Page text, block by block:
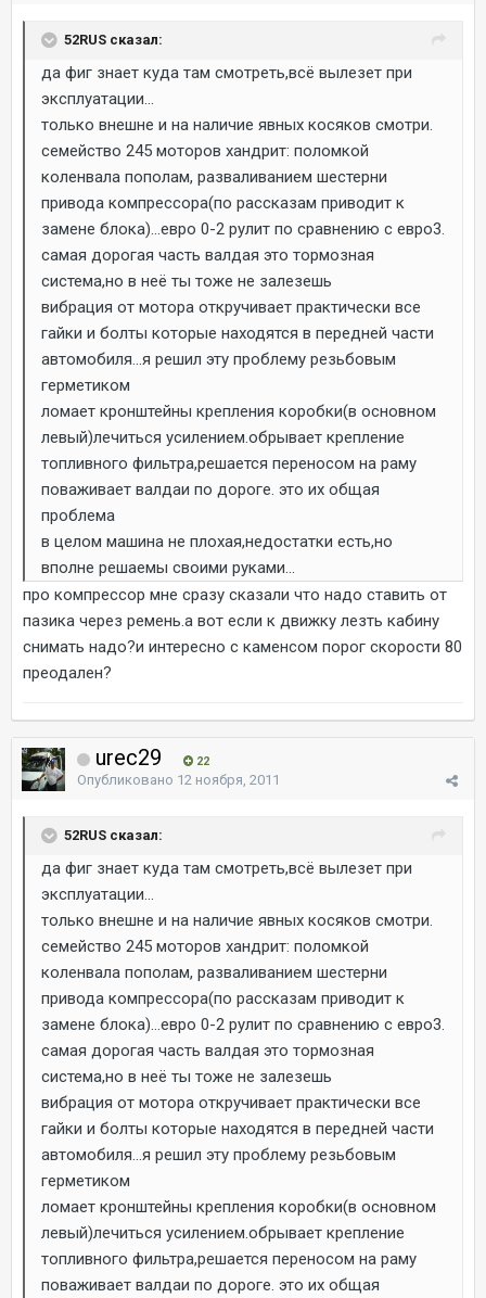
52RUS сказал:
да фиг знает куда там смотреть,всё вылезет при
эксплуатации...
только внешне и на наличие явных косяков смотри.
семейство 245 моторов хандрит: поломкой
коленвала пополам, разваливанием шестерни
привода компрессора(по рассказам приводит к
замене блока)...евро 0-2 рулит по сравнению с евро3.
самая дорогая часть валдая это тормозная
система,но в неё ты тоже не залезешь
вибрация от мотора откручивает практически все
гайки и болты которые находятся в передней части
автомобиля...я решил эту проблему резьбовым
герметиком
ломает кронштейны крепления коробки(в основном
левый)лечиться усилением.обрывает крепление
топливного фильтра,решается переносом на раму
поваживает валдаи по дороге. это их общая
проблема
в целом машина не плохая,недостатки есть,но
вполне решаемы своими руками...
про компрессор мне сразу сказали что надо ставить от
пазика через ремень.а вот если к движку лезть кабину
снимать надо?и интересно с каменсом порог скорости 80
преодален?
urec29 22
Опубликовано 12 ноября, 2011
52RUS сказал:
да фиг знает куда там смотреть,всё вылезет при
эксплуатации...
только внешне и на наличие явных косяков смотри.
семейство 245 моторов хандрит: поломкой
коленвала пополам, разваливанием шестерни
привода компрессора(по рассказам приводит к
замене блока)...евро 0-2 рулит по сравнению с евро3.
самая дорогая часть валдая это тормозная
система,но в неё ты тоже не залезешь
вибрация от мотора откручивает практически все
гайки и болты которые находятся в передней части
автомобиля...я решил эту проблему резьбовым
герметиком
ломает кронштейны крепления коробки(в основном
левый)лечиться усилением.обрывает крепление
топливного фильтра,решается переносом на раму
поваживает валдаи по дороге. это их общая